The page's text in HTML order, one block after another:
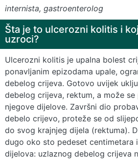
internista, gastroenterolog
Šta je to ulcerozni kolitis i
uzroci?
Ulcerozni kolitis je upalna bolest
ponavljanim epizodama upale,
debelog crijeva. Gotovo uvijek
debelog crijeva, rektum, a može
njegove dijelove. Završni dio
debelo crijevo, proteže se od
do svog krajnjeg dijela (rektuma).
dugo oko sto pedeset centimetara
dijelova: uzlaznog debelog crijeva